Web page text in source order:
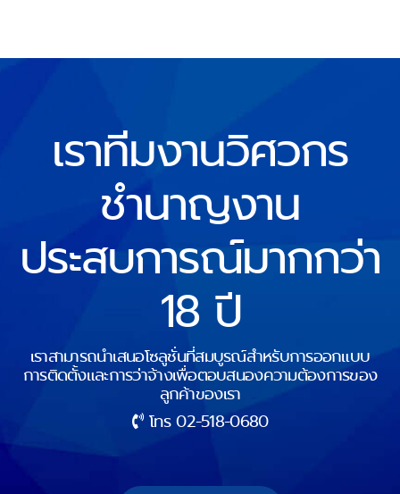
เราทีมงานวิศวกร
ชำนาญงาน
ประสบการณ์มากกว่า
18 ปี
เราสามารถนำเสนอโซลูชั่นที่สมบูรณ์สำหรับการออกแบบ
การติดตั้งและการว่าจ้างเพื่อตอบสนองความต้องการของ
ลูกค้าของเรา
โทร02-518-0680